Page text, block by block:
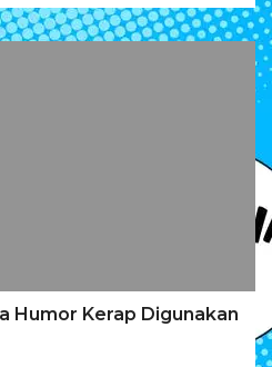
Humor Kerap Digunakan